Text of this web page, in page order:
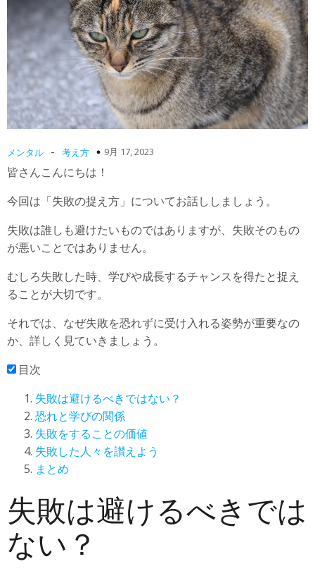
メンタル - 考え方 9月 17, 2023
皆さんこんにちは！
今回は「失敗の捉え方」についてお話ししましょう。
失敗は誰しも避けたいものではありますが、失敗そのもの
が悪いことではありません。
むしろ失敗した時、学びや成長するチャンスを得たと捉え
ることが大切です。
それでは、なぜ失敗を恐れずに受け入れる姿勢が重要なの
か、詳しく見ていきましょう。
目次
失敗は避けるべきではない？
恐れと学びの関係
失敗をすることの価値
失敗した人々を讃えよう
まとめ
失敗は避けるべきでは
ない？